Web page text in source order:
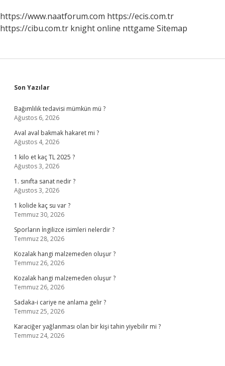
https://www.naatforum.com https://ecis.com.tr
https://cibu.com.tr knight online nttgame Sitemap
Sidebar
Son Yazılar
Bağımlılık tedavisi mümkün mü ?
Ağustos 6, 2026
Aval aval bakmak hakaret mi ?
Ağustos 4, 2026
1 kilo et kaç TL 2025 ?
Ağustos 3, 2026
1. sınıfta sanat nedir ?
Ağustos 3, 2026
1 kolide kaç su var ?
Temmuz 30, 2026
Sporların İngilizce isimleri nelerdir ?
Temmuz 28, 2026
Kozalak hangi malzemeden oluşur ?
Temmuz 26, 2026
Kozalak hangi malzemeden oluşur ?
Temmuz 26, 2026
Sadaka-i cariye ne anlama gelir ?
Temmuz 25, 2026
Karaciğer yağlanması olan bir kişi tahin yiyebilir mi ?
Temmuz 24, 2026